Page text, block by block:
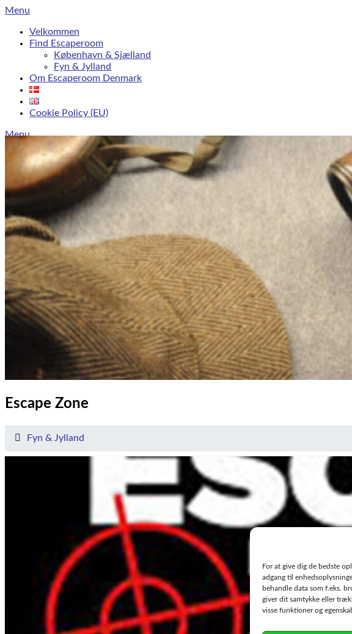
For at give dig de bedste
adgang til
behandle data som f.eks.
giver dit samtykke eller
visse funktioner og
Skip
content
Menu
Velkommen
Find Escaperoom
København & Sjælland
Fyn & Jylland
Om Escaperoom Denmark
Cookie Policy (EU)
Menu
Escape Zone
Fyn & Jylland